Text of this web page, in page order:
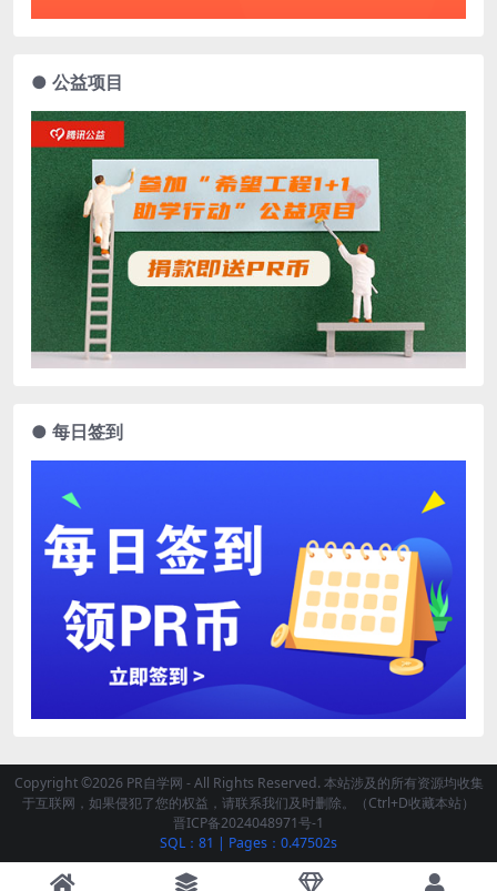
● 公益项目
● 每日签到
Copyright ©2026 PR自学网 - All Rights Reserved. 本站涉及的所有资源均收集
于互联网，如果侵犯了您的权益，请联系我们及时删除。（Ctrl+D收藏本站）
晋ICP备2024048971号-1
SQL：81 | Pages：0.47502s